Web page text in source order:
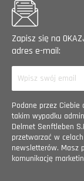
Zapisz się na
adres e-mail:
Podane przez
takim wypadku
Delmet Senftleben
przetwarzać w
newsletterów. Masz
komunikację